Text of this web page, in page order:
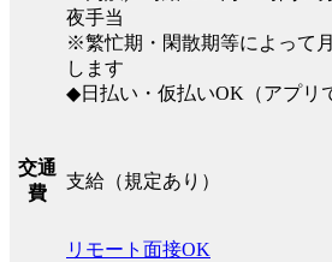
夜手当
※繁忙期・閑散期等によって
します
◆日払い・仮払いOK（アプリ
交通
費
支給（規定あり）
リモート面接OK